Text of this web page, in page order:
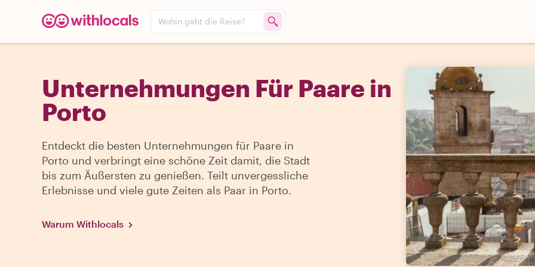
Wohin geht die Reise?
Unternehmungen Für Paare in
Porto
Entdeckt die besten Unternehmungen für Paare in
Porto und verbringt eine schöne Zeit damit, die Stadt
bis zum Äußersten zu genießen. Teilt unvergessliche
Erlebnisse und viele gute Zeiten als Paar in Porto.
Warum Withlocals